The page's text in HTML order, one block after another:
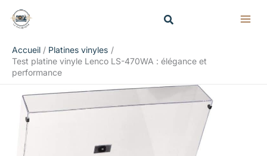
Accueil
Platines vinyles
Test platine vinyle Lenco LS-470WA : élégance et
performance
Rechercher